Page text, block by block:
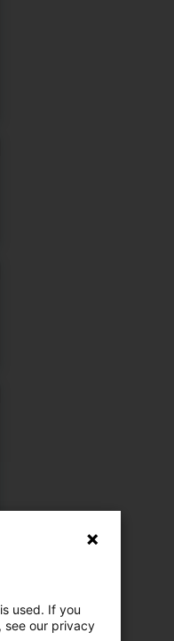
used. If you
see our privacy